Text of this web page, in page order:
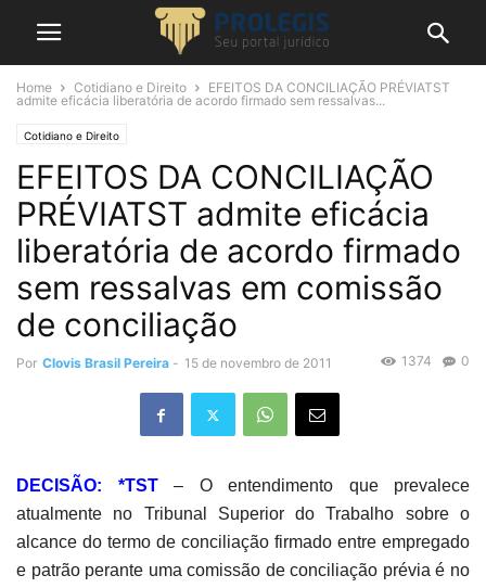
Home Cotidiano e Direito
EFEITOS DA CONCILIAÇÃO PRÉVIATST
admite eficácia liberatória de acordo firmado sem ressalvas...
Cotidiano e Direito
EFEITOS DA CONCILIAÇÃO
PRÉVIATST admite eficácia
liberatória de acordo firmado
sem ressalvas em comissão
de conciliação
Por Clovis Brasil Pereira - 15 de novembro de 2011 0
1374
DECISÃO: *TST– O entendimento que prevalece
atualmente no Tribunal Superior do Trabalho sobre o
alcance do termo de conciliação firmado entre empregado
e patrão perante uma comissão de conciliação prévia é no